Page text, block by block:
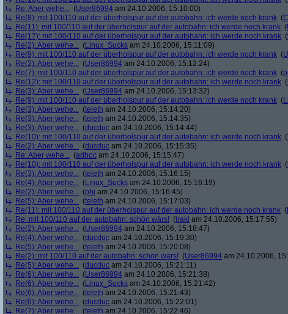
Re: Aber wehe... (User86994 am 24.10.2006, 15:10:00)
Re(8): mit 100/110 auf der überholspur auf der autobahn: ich werde noch krank (
Re(11): mit 100/110 auf der überholspur auf der autobahn: ich werde noch krank (
Re(17): mit 100/110 auf der überholspur auf der autobahn: ich werde noch krank (
Re(2): Aber wehe... (Linux_Sucks am 24.10.2006, 15:11:09)
Re(9): mit 100/110 auf der überholspur auf der autobahn: ich werde noch krank (
Re(2): Aber wehe... (User86994 am 24.10.2006, 15:12:24)
Re(7): mit 100/110 auf der überholspur auf der autobahn: ich werde noch krank (
Re(12): mit 100/110 auf der überholspur auf der autobahn: ich werde noch krank (
Re(3): Aber wehe... (User86994 am 24.10.2006, 15:13:32)
Re(9): mit 100/110 auf der überholspur auf der autobahn: ich werde noch krank (
Re(3): Aber wehe... (teleth am 24.10.2006, 15:14:20)
Re(3): Aber wehe... (teleth am 24.10.2006, 15:14:35)
Re(3): Aber wehe... (ducduc am 24.10.2006, 15:14:44)
Re(10): mit 100/110 auf der überholspur auf der autobahn: ich werde noch krank (
Re(2): Aber wehe... (ducduc am 24.10.2006, 15:15:35)
Re: Aber wehe... (adhoc am 24.10.2006, 15:15:47)
Re(10): mit 100/110 auf der überholspur auf der autobahn: ich werde noch krank (
Re(3): Aber wehe... (teleth am 24.10.2006, 15:16:15)
Re(4): Aber wehe... (Linux_Sucks am 24.10.2006, 15:16:19)
Re(2): Aber wehe... (phj am 24.10.2006, 15:16:45)
Re(5): Aber wehe... (teleth am 24.10.2006, 15:17:03)
Re(11): mit 100/110 auf der überholspur auf der autobahn: ich werde noch krank (
Re: mit 100/110 auf der autobahn: schön wärs! (iraki am 24.10.2006, 15:17:55)
Re(2): Aber wehe... (User86994 am 24.10.2006, 15:18:47)
Re(4): Aber wehe... (ducduc am 24.10.2006, 15:19:30)
Re(5): Aber wehe... (teleth am 24.10.2006, 15:20:08)
Re(2): mit 100/110 auf der autobahn: schön wärs! (User86994 am 24.10.2006,
Re(5): Aber wehe... (ducduc am 24.10.2006, 15:21:11)
Re(6): Aber wehe... (User86994 am 24.10.2006, 15:21:38)
Re(6): Aber wehe... (Linux_Sucks am 24.10.2006, 15:21:42)
Re(6): Aber wehe... (teleth am 24.10.2006, 15:21:43)
Re(6): Aber wehe... (ducduc am 24.10.2006, 15:22:01)
Re(7): Aber wehe... (teleth am 24.10.2006, 15:22:46)